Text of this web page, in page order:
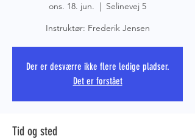
PRS
ons. 18. jun.
  |
Selinevej 5
Instruktør: Frederik Jensen
Der er desværre ikke flere ledige pladser.
Det er forstået
Tid og sted